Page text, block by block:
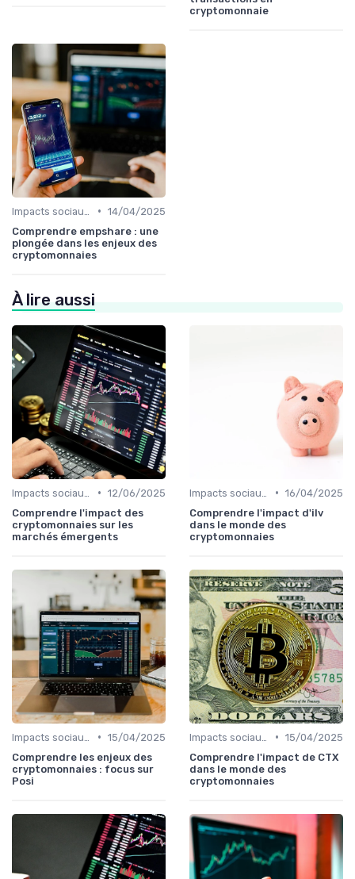
cryptomonnaie
• 14/04/2025
Comprendre empshare : une
plongée dans les enjeux des
cryptomonnaies
À lire aussi
• 12/06/2025
Comprendre l'impact des
cryptomonnaies sur les
marchés émergents
• 16/04/2025
Comprendre l'impact d'ilv
dans le monde des
cryptomonnaies
• 15/04/2025
Comprendre les enjeux des
cryptomonnaies : focus sur
Posi
• 15/04/2025
Comprendre l'impact de CTX
dans le monde des
cryptomonnaies